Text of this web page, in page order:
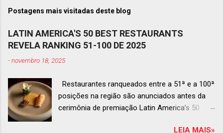
Postagens mais visitadas deste blog
LATIN AMERICA'S 50 BEST RESTAURANTS
REVELA RANKING 51-100 DE 2025
-novembro 18, 2025
Restaurantes ranqueados entre a 51ª e a 100ª
posições na região são anunciados antes da
cerimônia de premiação Latin America’s 50
LEIA MAIS»